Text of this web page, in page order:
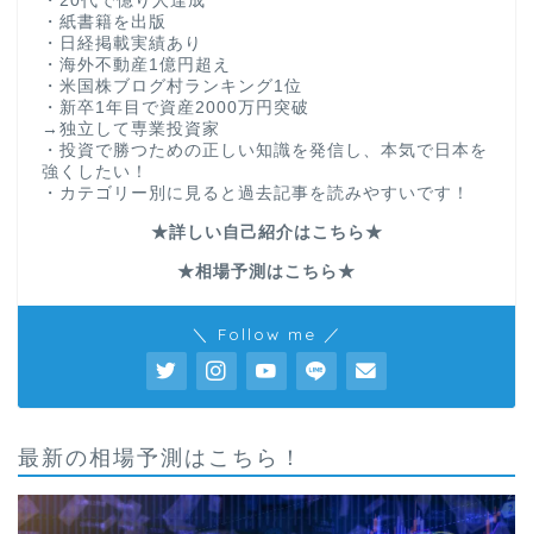
・紙書籍を出版
・日経掲載実績あり
・海外不動産1億円超え
・米国株ブログ村ランキング1位
・新卒1年目で資産2000万円突破
→独立して専業投資家
・投資で勝つための正しい知識を発信し、本気で日本を
強くしたい！
・カテゴリー別に見ると過去記事を読みやすいです！
★詳しい自己紹介はこちら★
★相場予測はこちら★
＼ Follow me ／
最新の相場予測はこちら！